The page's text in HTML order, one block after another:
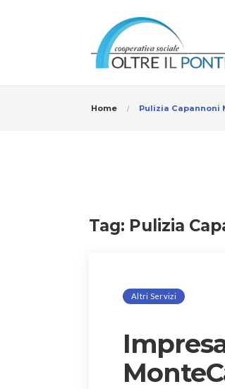
Home Pulizia Capannoni
Tag: Pulizia
Altri Servizi